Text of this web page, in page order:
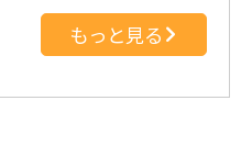
もっと見る